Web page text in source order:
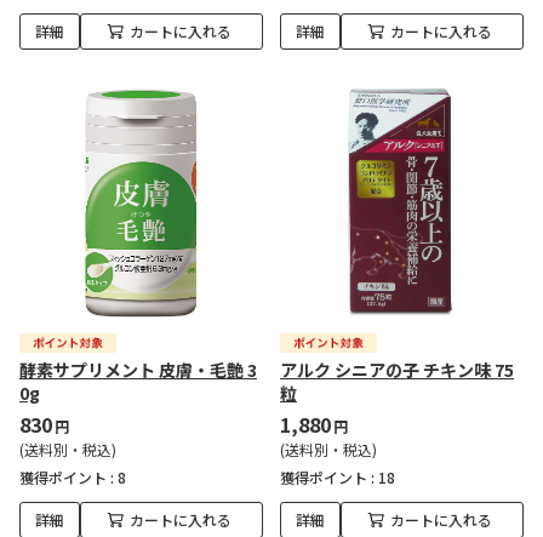
詳細 カートに入れる 詳細 カートに入れる
酵素サプリメント 皮膚・毛艶 3
0g
830円
(送料別・税込)
獲得ポイント : 8
詳細 カートに入れる
アルク シニアの子 チキン味 75
粒
1,880円
(送料別・税込)
獲得ポイント : 18
詳細 カートに入れる